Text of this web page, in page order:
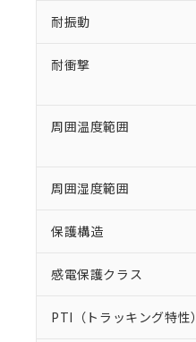
耐振動
耐衝撃
周囲温度範囲
周囲湿度範囲
保護構造
感電保護クラス
PTI（トラッキング特性）